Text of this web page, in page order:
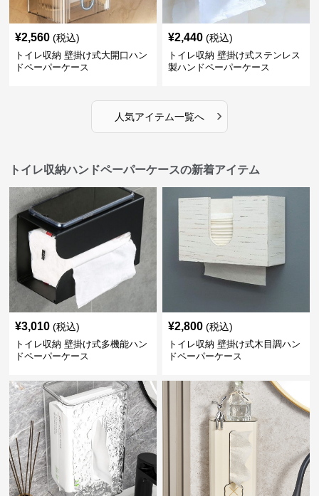
¥2,560 (税込)
トイレ収納 壁掛け式大開口ハン
ドペーパーケース
¥2,440 (税込)
トイレ収納 壁掛け式ステンレス
製ハンドペーパーケース
人気アイテム一覧へ ›
トイレ収納ハンドペーパーケースの新着アイテム
¥3,010 (税込)
トイレ収納 壁掛け式多機能ハン
ドペーパーケース
¥2,800 (税込)
トイレ収納 壁掛け式木目調ハン
ドペーパーケース